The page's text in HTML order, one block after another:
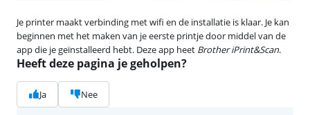
Je printer maakt verbinding met wifi en de installatie is klaar. Je kan
beginnen met het maken van je eerste printje door middel van de
app die je geïnstalleerd hebt. Deze app heet Brother iPrint&Scan.
Heeft deze pagina je geholpen?
Ja Nee